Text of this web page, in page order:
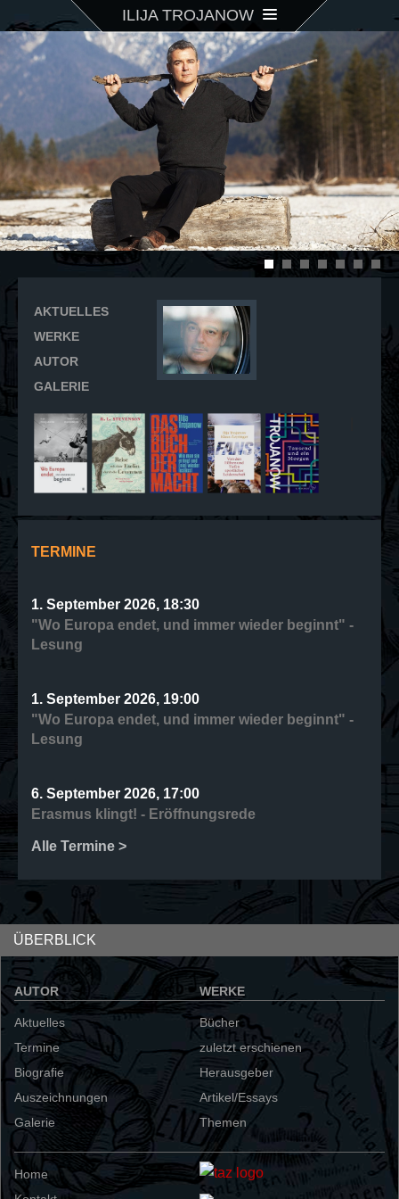
ILIJA TROJANOW
AKTUELLES
WERKE
AUTOR
GALERIE
TERMINE
1. September 2026, 18:30
"Wo Europa endet, und immer wieder beginnt" -
Lesung
1. September 2026, 19:00
"Wo Europa endet, und immer wieder beginnt" -
Lesung
6. September 2026, 17:00
Erasmus klingt! - Eröffnungsrede
Alle Termine >
ÜBERBLICK
AUTOR
Aktuelles
Termine
Biografie
Auszeichnungen
Galerie
WERKE
Bücher
zuletzt erschienen
Herausgeber
Artikel/Essays
Themen
Home